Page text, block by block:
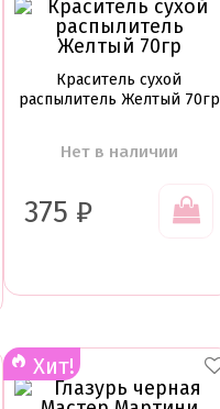
Краситель сухой
распылитель Желтый 70гр
Нет в наличии
375 ₽
Хит!